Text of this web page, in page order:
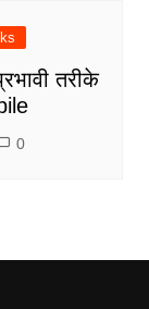
तरीके
0